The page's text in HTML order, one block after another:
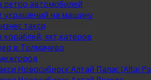
ретро автомобилей
украшений на машину
такси
кораблей, яхт,катеров
в Толмачево
Новосибирск Алтай Палас (Altai